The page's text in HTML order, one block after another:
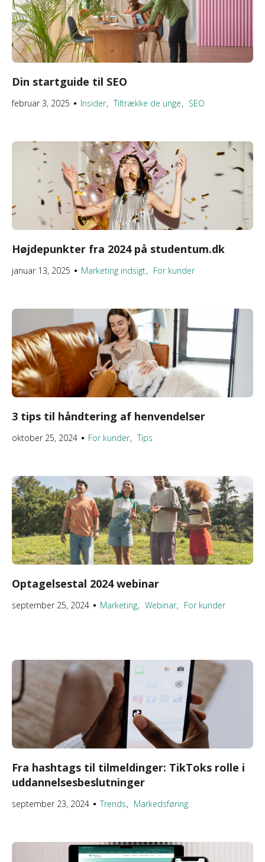
Din startguide til SEO
februar 3, 2025 ● Insider Tiltrække de unge SEO
Højdepunkter fra 2024 på studentum.dk
januar 13, 2025 ● Marketing indsigt For kunder
3 tips til håndtering af henvendelser
oktober 25, 2024 ● For kunder Tips
Optagelsestal 2024 webinar
september 25, 2024 ● Marketing Webinar For kunder
Fra hashtags til tilmeldinger: TikToks rolle i
uddannelsesbeslutninger
september 23, 2024 ●Trends Markedsføring